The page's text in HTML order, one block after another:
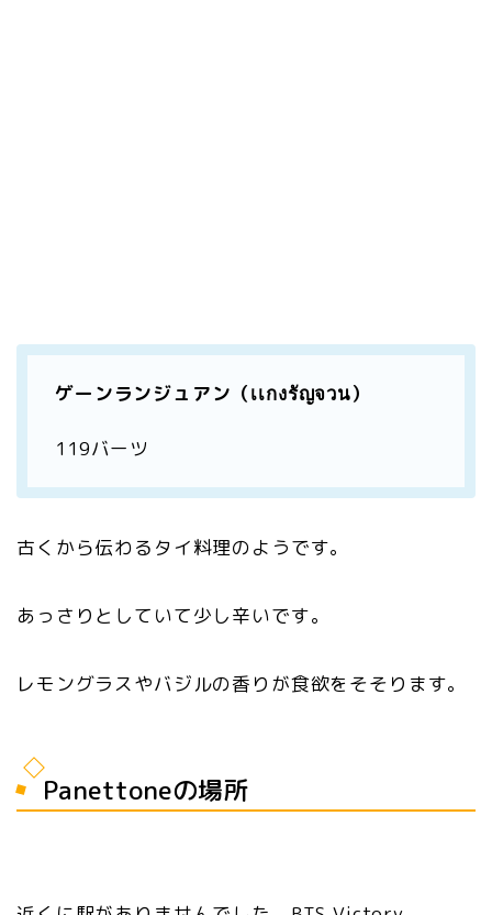
ゲーンランジュアン（เเกงรัญจวน）
119バーツ
古くから伝わるタイ料理のようです。
あっさりとしていて少し辛いです。
レモングラスやバジルの香りが食欲をそそります。
Panettoneの場所